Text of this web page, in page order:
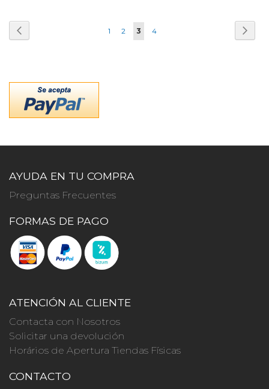
Página
Página
1 Página
2
Actualmente
3 Página
4
AYUDA EN TU COMPRA
Preguntas Frecuentes
FORMAS DE PAGO
ATENCIÓN AL CLIENTE
Contacta con Nosotros
Solicitar una devolución
Horários de Apertura Tiendas Físicas
CONTACTO